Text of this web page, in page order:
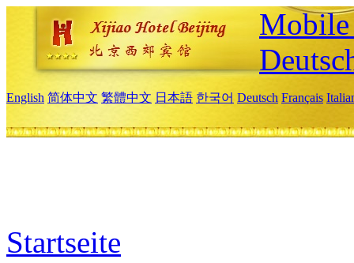
English 简体中文 繁體中文 日本語 한국어 Deutsch Français
Startseite